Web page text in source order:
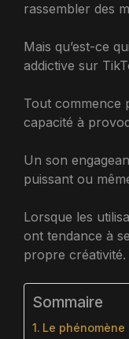
rassembler des
Mais qu’est-ce
addictive sur
Tout commence
capacité à
Un son
puissant ou
Lorsque les
ont tendance à
propre créativité.
Sommaire
Le